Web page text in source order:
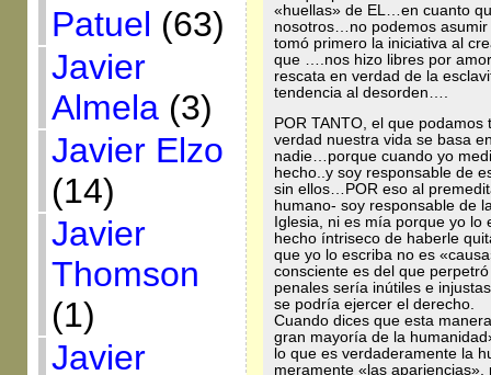
Patuel (63)
Javier
Almela(3)
Javier Elzo
(14)
Javier
Thomson
(1)
Javier
«huellas» de EL…en cuanto
nosotros…no podemos
tomó primero la iniciativa al
que ….nos hizo libres por
rescata en verdad de la
tendencia al desorden….
POR TANTO, el que
verdad nuestra vida se basa
nadie…porque cuando yo
hecho..y soy responsable de
sin ellos…POR eso al
humano- soy responsable de
Iglesia, ni es mía porque yo
hecho íntriseco de haberle
que yo lo escriba no es
consciente es del que
penales sería inútiles e
se podría ejercer el derecho.
Cuando dices que esta
gran mayoría de la
lo que es verdaderamente la
meramente «las